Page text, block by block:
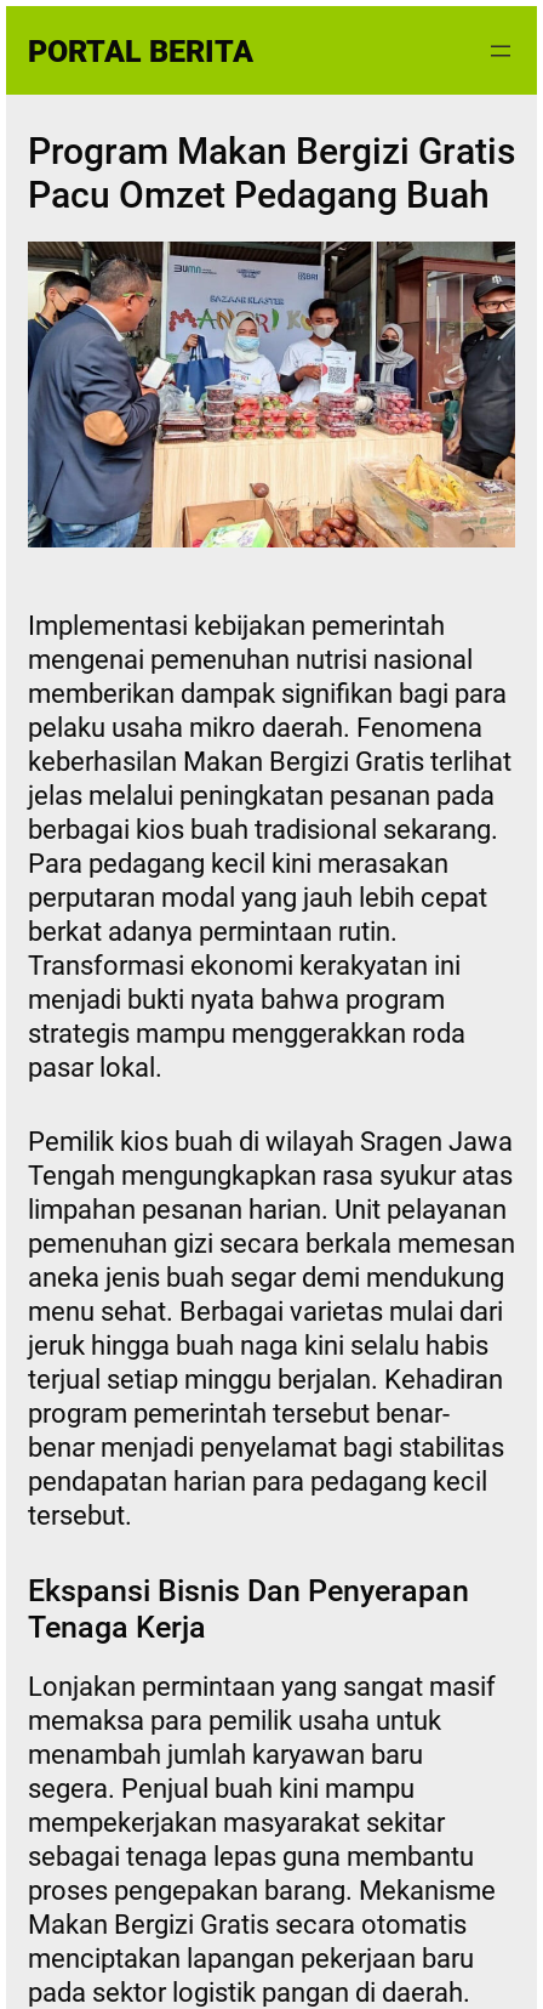
content
PORTAL BERITA
Program Makan Bergizi Gratis
Pacu Omzet Pedagang Buah
Implementasi kebijakan pemerintah
mengenai pemenuhan nutrisi nasional
memberikan dampak signifikan bagi para
pelaku usaha mikro daerah. Fenomena
keberhasilan Makan Bergizi Gratis terlihat
jelas melalui peningkatan pesanan pada
berbagai kios buah tradisional sekarang.
Para pedagang kecil kini merasakan
perputaran modal yang jauh lebih cepat
berkat adanya permintaan rutin.
Transformasi ekonomi kerakyatan ini
menjadi bukti nyata bahwa program
strategis mampu menggerakkan roda
pasar lokal.
Pemilik kios buah di wilayah Sragen Jawa
Tengah mengungkapkan rasa syukur atas
limpahan pesanan harian. Unit pelayanan
pemenuhan gizi secara berkala memesan
aneka jenis buah segar demi mendukung
menu sehat. Berbagai varietas mulai dari
jeruk hingga buah naga kini selalu habis
terjual setiap minggu berjalan. Kehadiran
program pemerintah tersebut benar-
benar menjadi penyelamat bagi stabilitas
pendapatan harian para pedagang kecil
tersebut.
Ekspansi Bisnis Dan Penyerapan
Tenaga Kerja
Lonjakan permintaan yang sangat masif
memaksa para pemilik usaha untuk
menambah jumlah karyawan baru
segera. Penjual buah kini mampu
mempekerjakan masyarakat sekitar
sebagai tenaga lepas guna membantu
proses pengepakan barang. Mekanisme
Makan Bergizi Gratis secara otomatis
menciptakan lapangan pekerjaan baru
pada sektor logistik pangan di daerah.